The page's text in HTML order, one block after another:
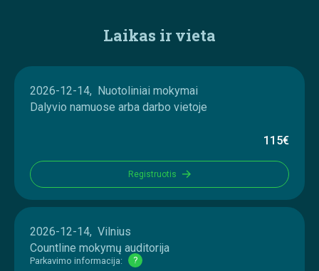
Laikas ir vieta
2026-12-14, Nuotoliniai mokymai
Dalyvio namuose arba darbo vietoje
115€
Registruotis
2026-12-14, Vilnius
Countline mokymų auditorija
Parkavimo informacija:
?